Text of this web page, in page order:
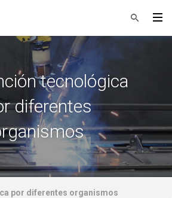
tecnológica
diferentes
por diferentes organismos